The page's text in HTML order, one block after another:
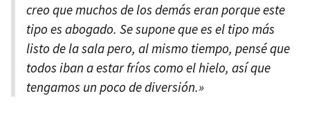
creo que muchos de los demás eran porque este
tipo es abogado. Se supone que es el tipo más
listo de la sala pero, al mismo tiempo, pensé que
todos iban a estar fríos como el hielo, así que
tengamos un poco de diversión.»